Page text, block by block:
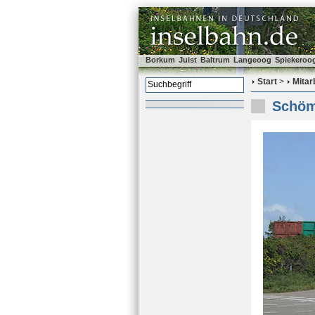
Borkum Juist Baltrum Langeoog
Start >